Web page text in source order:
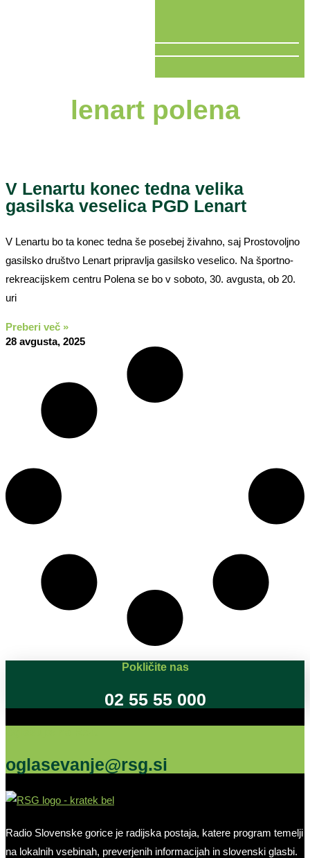
lenart polena
V Lenartu konec tedna velika
gasilska veselica PGD Lenart
V Lenartu bo ta konec tedna še posebej živahno, saj Prostovoljno
gasilsko društvo Lenart pripravlja gasilsko veselico. Na športno-
rekreacijskem centru Polena se bo v soboto, 30. avgusta, ob 20.
uri
Preberi več »
28 avgusta, 2025
Pokličite nas
02 55 55 000
oglasevanje@rsg.si
Radio Slovenske gorice je radijska postaja, katere program temelji
na lokalnih vsebinah, preverjenih informacijah in slovenski glasbi.